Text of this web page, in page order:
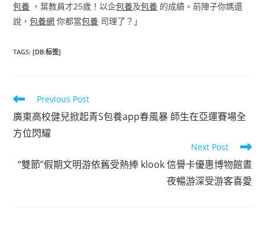
包養 ，葉教員才25歲！以企包養及包養 的成績。前陣子你媽還
說，包養網 你都當包養 司理了？」
TAGS:[DB:标签]
Read
more
articles
Previous Post
廣東高校健兒掀起青S包養app春風暴 師生在亞運賽場全
方位閃耀
Next Post
“雙節”假期文明游依舊受熱捧 klook 信譽卡優惠博物館晝
夜暢游深受游客喜愛